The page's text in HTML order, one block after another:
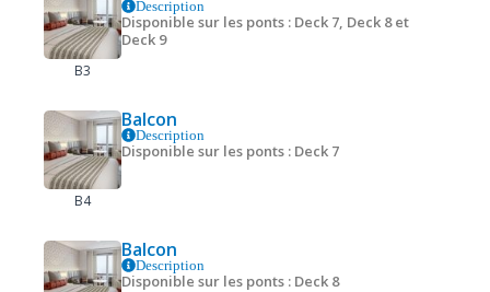
B3
Description
Disponible sur les ponts : Deck 7, Deck 8 et
Deck 9
B4
Balcon
Description
Disponible sur les ponts : Deck 7
Balcon
Description
Disponible sur les ponts : Deck 8